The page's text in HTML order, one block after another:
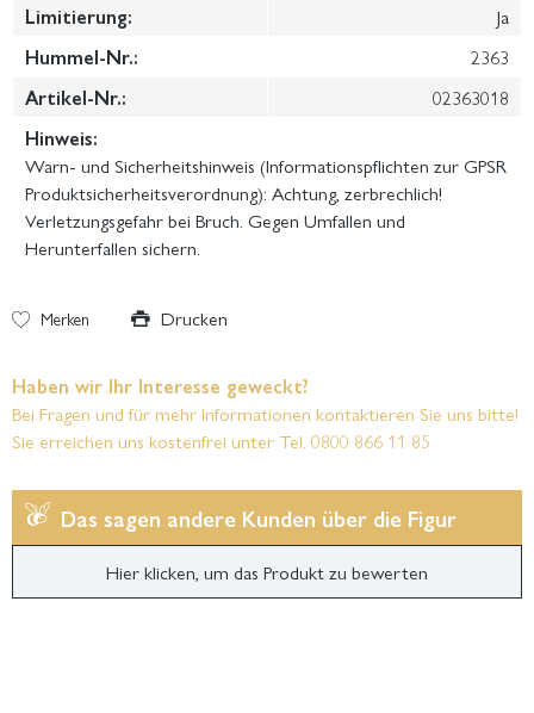
Limitierung:
Ja
Hummel-Nr.:
2363
Artikel-Nr.:
02363018
Hinweis:
Warn- und Sicherheitshinweis (Informationspflichten zur GPSR
Produktsicherheitsverordnung): Achtung, zerbrechlich!
Verletzungsgefahr bei Bruch. Gegen Umfallen und
Herunterfallen sichern.
Merken Drucken
Haben wir Ihr Interesse geweckt?
Bei Fragen und für mehr Informationen kontaktieren Sie uns bitte!
Sie erreichen uns kostenfrei unter Tel. 0800 866 11 85
Das sagen andere Kunden über die Figur
Hier klicken, um das Produkt zu bewerten